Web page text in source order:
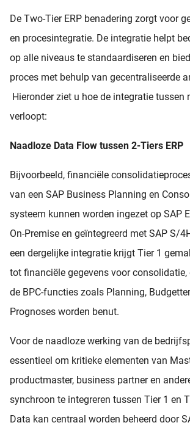
De Two-Tier ERP benadering zorgt voor
en procesintegratie. De integratie helpt
op alle niveaus te standaardiseren en
proces met behulp van gecentraliseerde
Hieronder ziet u hoe de integratie tussen
verloopt:
Naadloze Data Flow tussen 2-Tiers ERP
Bijvoorbeeld, financiële
van een SAP Business Planning en
systeem kunnen worden ingezet op SAP
On-Premise en geïntegreerd met SAP S/
een dergelijke integratie krijgt Tier 1
tot financiële gegevens voor consolidatie,
de BPC-functies zoals Planning,
Prognoses worden benut.
Voor de naadloze werking van de
essentieel om kritieke elementen van
productmaster, business partner en
synchroon te integreren tussen Tier 1 en
Data kan centraal worden beheerd door